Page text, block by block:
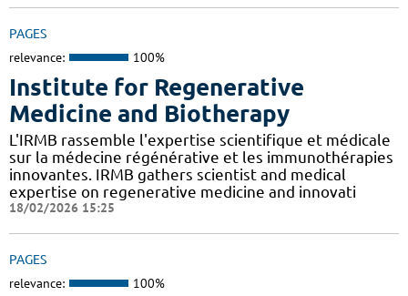
PAGES
relevance: 100%
Institute for Regenerative
Medicine and Biotherapy
L'IRMB rassemble l'expertise scientifique et médicale
sur la médecine régénérative et les immunothérapies
innovantes. IRMB gathers scientist and medical
expertise on regenerative medicine and innovati
18/02/2026 15:25
PAGES
relevance: 100%